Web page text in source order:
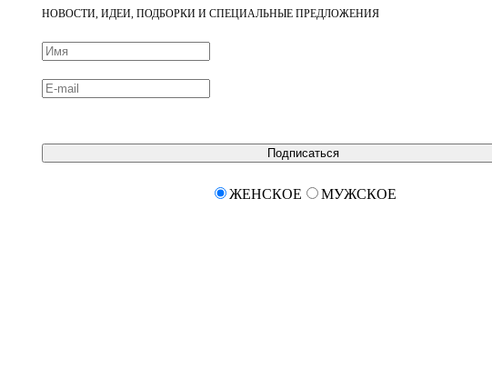
НОВОСТИ, ИДЕИ, ПОДБОРКИ И СПЕЦИАЛЬНЫЕ ПРЕДЛОЖЕНИЯ
Подписаться
ЖЕНСКОЕ МУЖСКОЕ